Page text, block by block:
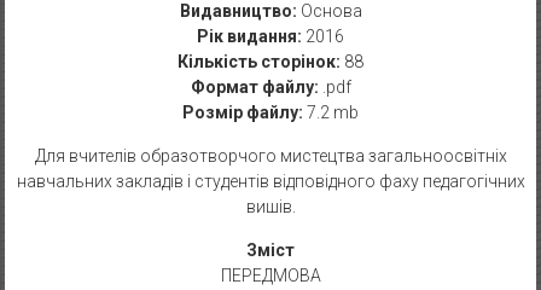
Видавництво: Основа
Рік видання: 2016
Кількість сторінок: 88
Формат файлу: .pdf
Розмір файлу: 7.2 mb
Для вчителів образотворчого мистецтва загальноосвітніх
навчальних закладів і студентів відповідного фаху педагогічних
вишів.
Зміст
ПЕРЕДМОВА